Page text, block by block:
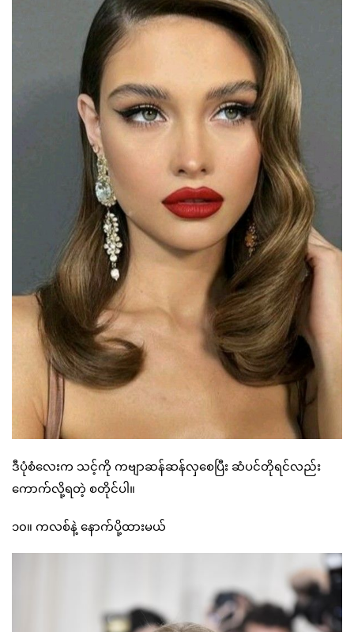
ဒီပုံစံလေးက သင့်ကို ကဗျာဆန်ဆန်လှစေပြီး ဆံပင်တိုရင်လည်း
ကောက်လို့ရတဲ့ စတိုင်ပါ။
၁၀။ ကလစ်နဲ့ နောက်ပို့ထားမယ်